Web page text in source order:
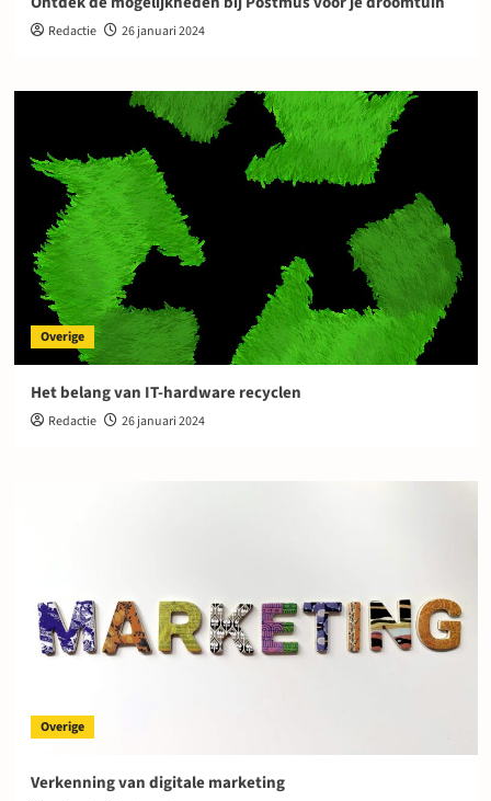
Redactie 26 januari 2024
Overige
Het belang van IT-hardware recyclen
Redactie 26 januari 2024
Overige
Verkenning van digitale marketing